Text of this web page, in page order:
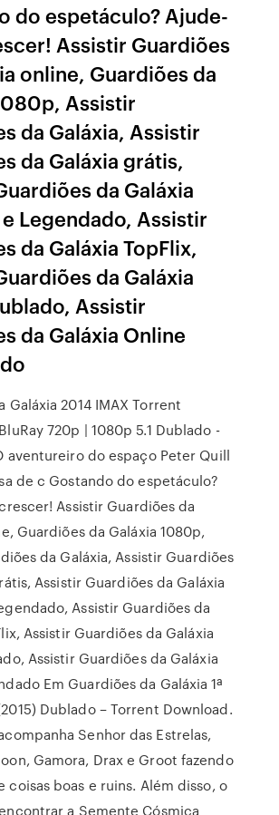
do espetáculo? Ajude-
Assistir Guardiões
online, Guardiões da
Assistir
da Galáxia, Assistir
da Galáxia grátis,
da Galáxia
Legendado, Assistir
da Galáxia TopFlix,
da Galáxia
Assistir
da Galáxia Online
Galáxia 2014 IMAX Torrent
720p | 1080p 5.1 Dublado -
aventureiro do espaço Peter Quill
de c Gostando do espetáculo?
Assistir Guardiões da
Guardiões da Galáxia 1080p,
da Galáxia, Assistir Guardiões
Assistir Guardiões da Galáxia
Assistir Guardiões da
Assistir Guardiões da Galáxia
Assistir Guardiões da Galáxia
Em Guardiões da Galáxia 1ª
Dublado – Torrent Download.
Senhor das Estrelas,
Gamora, Drax e Groot fazendo
coisas boas e ruins. Além disso, o
a Semente Cósmica